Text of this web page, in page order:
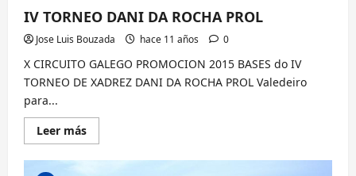
IV TORNEO DANI DA ROCHA PROL
Jose Luis Bouzada hace 11 años 0
X CIRCUITO GALEGO PROMOCION 2015 BASES do IV
TORNEO DE XADREZ DANI DA ROCHA PROL Valedeiro
para...
Leer másLee
más
IV